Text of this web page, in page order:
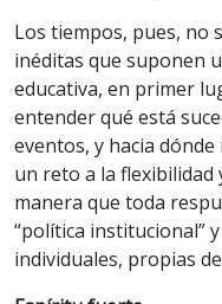
Los tiempos, pues, no
inéditas que suponen
educativa, en primer
entender qué está
eventos, y hacia
un reto a la flexibilidad
manera que toda
“política institucional”
individuales, propias